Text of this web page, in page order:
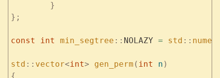
	}
};
const int min_segtree :: NOLAZY = std ::
std :: vector<int> gen_perm ( int n )
{